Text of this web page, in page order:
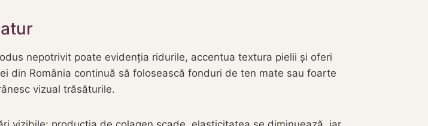
nepotrivit poate evidenția ridurile, accentua textura pielii și oferi
din România continuă să folosească fonduri de ten mate sau foarte
vizual trăsăturile.